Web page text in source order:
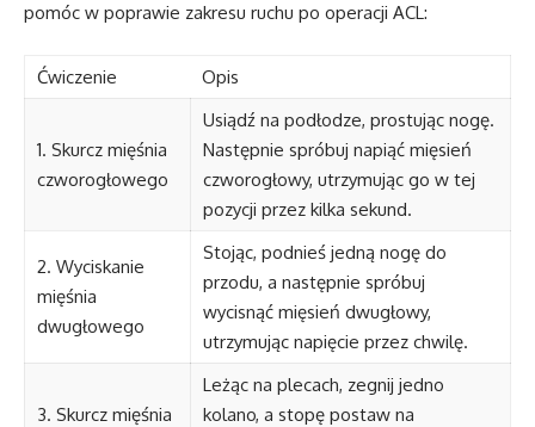
pomóc w poprawie zakresu ruchu po operacji ACL:
Ćwiczenie Opis
1. Skurcz mięśnia
czworogłowego
Usiądź na podłodze, prostując nogę.
Następnie spróbuj napiąć mięsień
czworogłowy, utrzymując go w tej
pozycji przez kilka sekund.
2. Wyciskanie
mięśnia
dwugłowego
Stojąc, podnieś jedną nogę do
przodu, a następnie spróbuj
wycisnąć mięsień dwugłowy,
utrzymując napięcie przez chwilę.
3. Skurcz mięśnia
Leżąc na plecach, zegnij jedno
kolano, a stopę postaw na